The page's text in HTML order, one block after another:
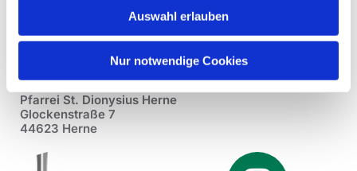
Auswahl erlauben
Nur notwendige Cookies
Pfarrei St. Dionysius Herne
Glockenstraße 7
44623 Herne